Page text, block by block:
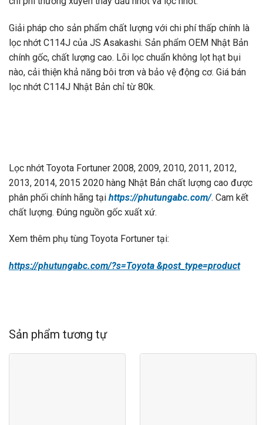
Giải pháp cho sản phẩm chất lượng với chi phí thấp chính là
lọc nhớt C114J của JS Asakashi. Sản phẩm OEM Nhật Bản
chính gốc, chất lượng cao. Lõi lọc chuẩn không lọt hạt bụi
nào, cải thiện khả năng bôi trơn và bảo vệ động cơ. Giá bán
lọc nhớt C114J Nhật Bản chỉ từ 80k.
Lọc nhớt Toyota Fortuner 2008, 2009, 2010, 2011, 2012,
2013, 2014, 2015 2020 hàng Nhật Bản chất lượng cao được
phân phối chính hãng tại https://phutungabc.com/. Cam kết
chất lượng. Đúng nguồn gốc xuất xứ.
Xem thêm phụ tùng Toyota Fortuner tại:
https://phutungabc.com/?s=Toyota &post_type=product
Sản phẩm tương tự